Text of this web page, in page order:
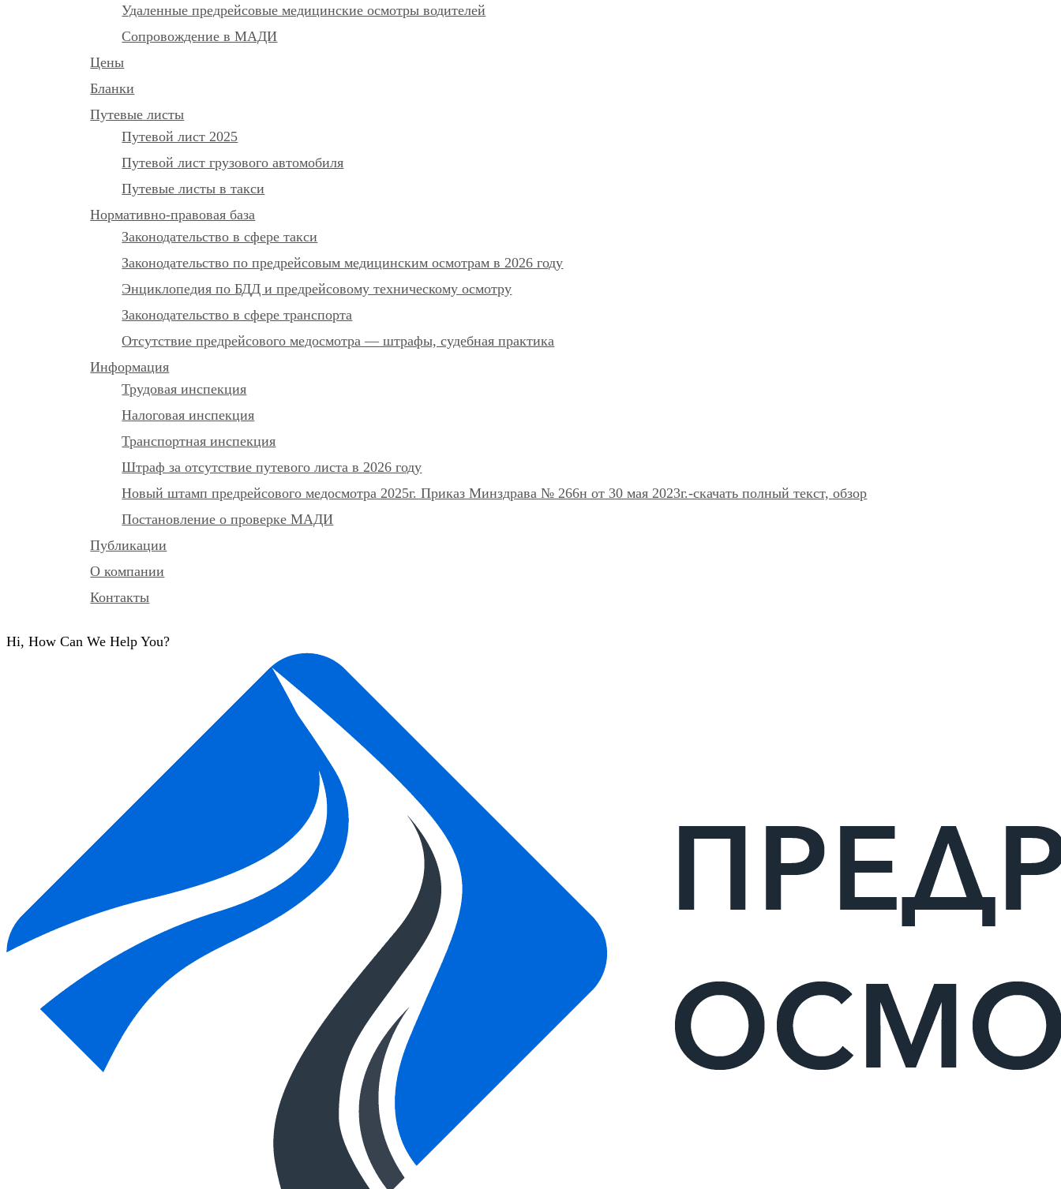
Удаленные предрейсовые медицинские осмотры водителей
Сопровождение в МАДИ
Цены
Бланки
Путевые листы
Путевой лист 2025
Путевой лист грузового автомобиля
Путевые листы в такси
Нормативно-правовая база
Законодательство в сфере такси
Законодательство по предрейсовым медицинским осмотрам в 2026 году
Энциклопедия по БДД и предрейсовому техническому осмотру
Законодательство в сфере транспорта
Отсутствие предрейсового медосмотра — штрафы, судебная практика
Информация
Трудовая инспекция
Налоговая инспекция
Транспортная инспекция
Штраф за отсутствие путевого листа в 2026 году
Новый штамп предрейсового медосмотра 2025г. Приказ Минздрава № 266н от 30 мая 2023г.-скачать полный текст, обзор
Постановление о проверке МАДИ
Публикации
О компании
Контакты
Hi, How Can We Help You?